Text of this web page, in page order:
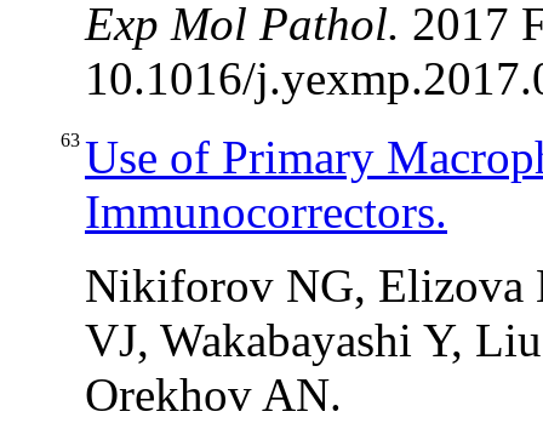
Exp Mol Pathol. 2017
10.1016/
63 Use of Primary
Immunocorrectors.
Nikiforov NG, Elizova
VJ, Wakabayashi Y,
Orekhov AN.